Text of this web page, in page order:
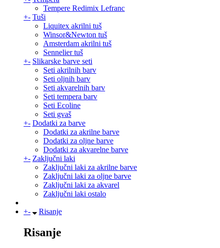
Tempere Redimix Lefranc
+- Tuši
Liquitex akrilni tuš
Winsor&Newton tuš
Amsterdam akrilni tuš
Sennelier tuš
+- Slikarske barve seti
Seti akrilnih barv
Seti oljnih barv
Seti akvarelnih barv
Seti tempera barv
Seti Ecoline
Seti gvaš
+- Dodatki za barve
Dodatki za akrilne barve
Dodatki za oljne barve
Dodatki za akvarelne barve
+- Zaključni laki
Zaključni laki za akrilne barve
Zaključni laki za oljne barve
Zaključni laki za akvarel
Zaključni laki ostalo
+- Risanje
Risanje